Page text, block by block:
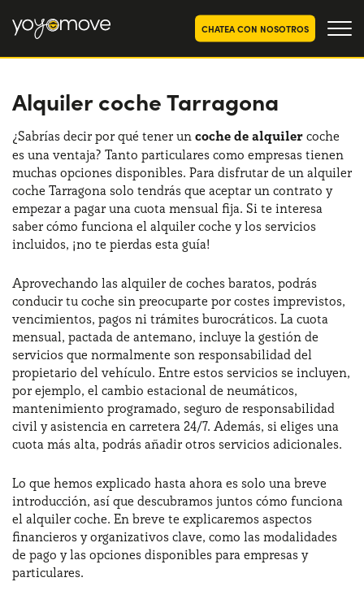
CHATEA CON NOSOTROS
OFERTAS RENTING COCHES
Particulares
Autónomos y Empresas
OFERTAS RENTING
SEGUNDA MANO
RENTING COCHES POR MESES
YoyoNow
QUIENES SOMOS
Nuestra historia
Trabaja con nosotros
CÓMO FUNCIONA
POR QUÉ CONVIENE
ELIGE UN PAÍS
¿Necesitas ayuda? +34672028071
Alquiler coche Tarragona
¿Sabrías decir por qué tener un coche de alquiler coche
es una ventaja? Tanto particulares como empresas tienen
muchas opciones disponibles. Para disfrutar de un alquiler
coche Tarragona solo tendrás que aceptar un contrato y
empezar a pagar una cuota mensual fija. Si te interesa
saber cómo funciona el alquiler coche y los servicios
incluidos, ¡no te pierdas esta guía!
Aprovechando las alquiler de coches baratos, podrás
conducir tu coche sin preocuparte por costes imprevistos,
vencimientos, pagos ni trámites burocráticos. La cuota
mensual, pactada de antemano, incluye la gestión de
servicios que normalmente son responsabilidad del
propietario del vehículo. Entre estos servicios se incluyen,
por ejemplo, el cambio estacional de neumáticos,
mantenimiento programado, seguro de responsabilidad
civil y asistencia en carretera 24/7. Además, si eliges una
cuota más alta, podrás añadir otros servicios adicionales.
Lo que hemos explicado hasta ahora es solo una breve
introducción, así que descubramos juntos cómo funciona
el alquiler coche. En breve te explicaremos aspectos
financieros y organizativos clave, como las modalidades
de pago y las opciones disponibles para empresas y
particulares.